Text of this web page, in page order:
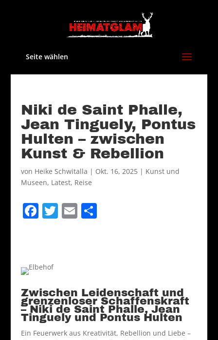
Seite wählen
Niki de Saint Phalle,
Jean Tinguely, Pontus
Hulten – zwischen
Kunst & Rebellion
von Heike Schwitalla | Okt. 16, 2025| Kunst und
Museen, Latest, Reise
F
b
o
o
k
T E T
Zwischen Leidenschaft und
grenzenloser Schaffenskraft
– Niki de Saint Phalle, Jean
Tinguely und Pontus Hulten
Ein Feuerwerk aus Kreativität, Rebellion und Liebe –